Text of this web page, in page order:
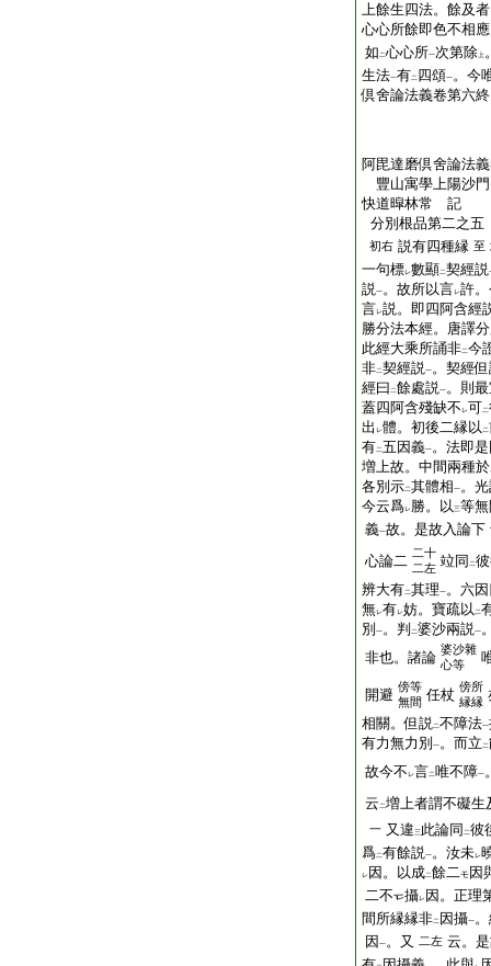
上餘生四法。餘及
心心所餘即色不相
如 二心心所一次第除 上
生法一有二 四頌一。今
倶舍論法義卷第六終
阿毘達磨倶舍論法
豐山寓學上陽沙門
快道暭林常 記
分別根品第二之五
初右 説有四種縁 至
一句標レ數顯二契經説
説一。故所以言レ許
言レ説。即四阿含經
勝分法本經。唐譯
此經大乘所誦非二今
非二契經説一。契經
經曰 二餘處説一。則
蓋四阿含殘缺不 レ可二
出 レ體。初後二縁以 二
有二五因義一。法即
増上故。中間兩種於
各別示二其體相一。
今云爲レ勝。以三等
義一故。是故入論下
心論二 二十
二左 竝同 二
辨大有二其理一。六
無レ有レ妨。寶疏以 二
別 一。判 二婆沙兩説一
非也。諸論 婆沙雜
心等
開避 傍等
無間 任杖 傍所
縁縁
相關。但説二不障法一
有力無力別 一。而立 二
故今不 レ言二唯不障一
云 二増上者謂不礙生
一 又違三此論同 二彼
爲二有餘説一。汝未レ
レ 因。以成二餘二モ 因
二不
攝レ 因。正理
間所縁縁非二 因攝一
因 一。又 二左 云。